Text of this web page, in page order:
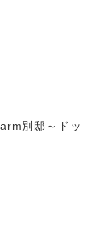
別邸～ドッ